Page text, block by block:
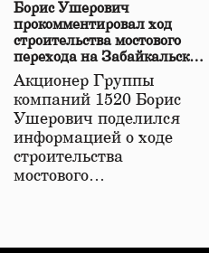
Борис Ушерович
прокомментировал ход
строительства мостового
перехода на Забайкальской
железной дороге
Акционер Группы
компаний 1520 Борис
Ушерович поделился
информацией о ходе
строительства
мостового…